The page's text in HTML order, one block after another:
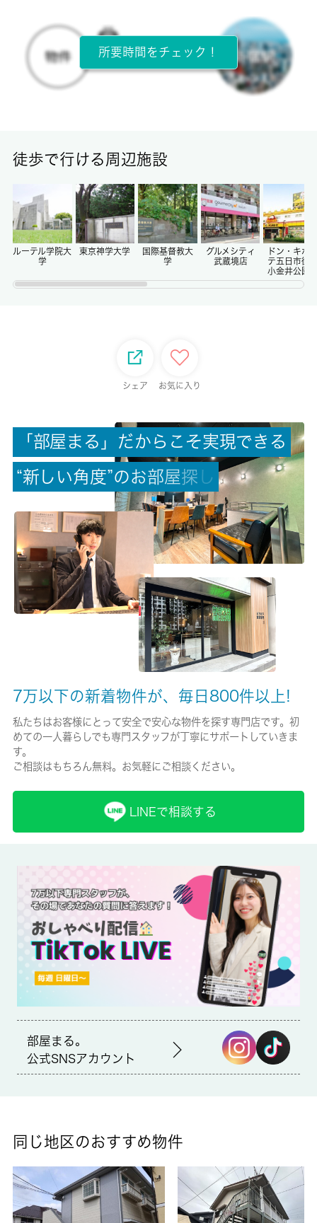
所在階
2階 / 2階建
償却/敷引
-/-
権利金/雑費
駐車場/料金
-/-
有/19000円
保険名/保険期間
火災保険/2年
初回保証料５０％
賃貸区分/契約期間
一般/2年
に過ごしやすいお部屋になります。収納はクロゼット・シューズ
ボックスなど豊富なので、広々と空間を利用することも可能で
す。電気コンロをご利用いただけるアパートです。こちらの物件
はアパートです。お引越しをお考えの方は、こちら賃料６万以下
専門店「部屋まる」からお探しになりませんか。ご質問やご要望
がございましたらお気軽にご連絡下さい。
所要時間をチェック！
徒歩で行ける周辺施設
ルーテル学院大
学
東京神学大学
国際基督教大
学
グルメシティ
武蔵境店
ドン・キホ
テ五日市街
小金井公園
シェア お気に入り
「 部屋 ま る 」 だ か ら こ そ実現で き る
“新 し い角 度”のお部屋探 し
7万以下の新着物件が、毎日800件以上!
私たちはお客様にとって安全で安心な物件を探す専門店です。初
めての一人暮らしでも専門スタッフが丁寧にサポートしていきま
す。
ご相談はもちろん無料。お気軽にご相談ください。
LINEで相談する
部屋まる。
公式SNSアカウント
同じ地区のおすすめ物件